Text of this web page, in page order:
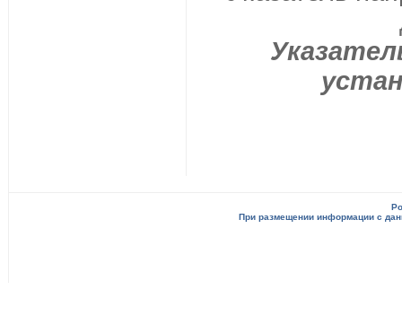
При размещении информации с